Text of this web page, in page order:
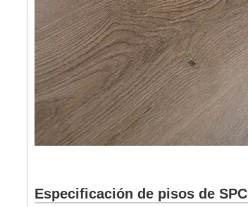
Especificación de pisos de SPC